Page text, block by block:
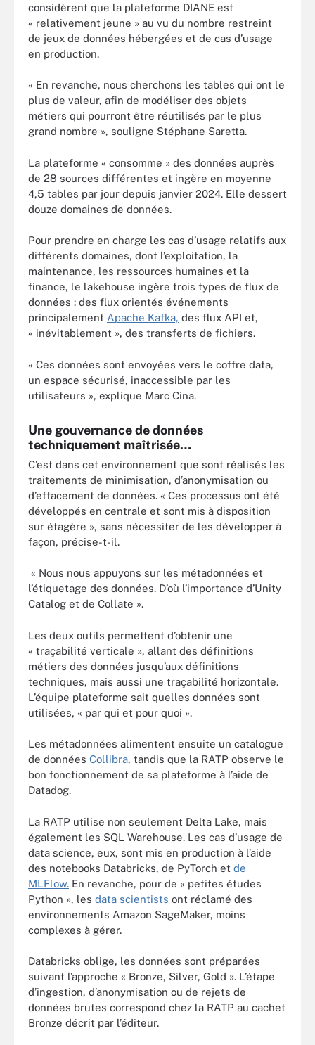
considèrent que la plateforme DIANE est
« relativement jeune » au vu du nombre restreint
de jeux de données hébergées et de cas d’usage
en production.
« En revanche, nous cherchons les tables qui ont le
plus de valeur, afin de modéliser des objets
métiers qui pourront être réutilisés par le plus
grand nombre », souligne Stéphane Saretta.
La plateforme « consomme » des données auprès
de 28 sources différentes et ingère en moyenne
4,5 tables par jour depuis janvier 2024. Elle dessert
douze domaines de données.
Pour prendre en charge les cas d’usage relatifs aux
différents domaines, dont l’exploitation, la
maintenance, les ressources humaines et la
finance, le lakehouse ingère trois types de flux de
données : des flux orientés événements
principalement Apache Kafka, des flux API et,
« inévitablement », des transferts de fichiers.
« Ces données sont envoyées vers le coffre data,
un espace sécurisé, inaccessible par les
utilisateurs », explique Marc Cina.
Une gouvernance de données
techniquement maîtrisée…
C’est dans cet environnement que sont réalisés les
traitements de minimisation, d’anonymisation ou
d’effacement de données. « Ces processus ont été
développés en centrale et sont mis à disposition
sur étagère », sans nécessiter de les développer à
façon, précise-t-il.
« Nous nous appuyons sur les métadonnées et
l’étiquetage des données. D’où l’importance d’Unity
Catalog et de Collate ».
Les deux outils permettent d’obtenir une
« traçabilité verticale », allant des définitions
métiers des données jusqu’aux définitions
techniques, mais aussi une traçabilité horizontale.
L’équipe plateforme sait quelles données sont
utilisées, « par qui et pour quoi ».
Les métadonnées alimentent ensuite un catalogue
de données Collibra, tandis que la RATP observe le
bon fonctionnement de sa plateforme à l’aide de
Datadog.
La RATP utilise non seulement Delta Lake, mais
également les SQL Warehouse. Les cas d’usage de
data science, eux, sont mis en production à l’aide
des notebooks Databricks, de PyTorch et de
MLFlow. En revanche, pour de « petites études
Python », les data scientists ont réclamé des
environnements Amazon SageMaker, moins
complexes à gérer.
Databricks oblige, les données sont préparées
suivant l’approche « Bronze, Silver, Gold ». L’étape
d’ingestion, d’anonymisation ou de rejets de
données brutes correspond chez la RATP au cachet
Bronze décrit par l’éditeur.